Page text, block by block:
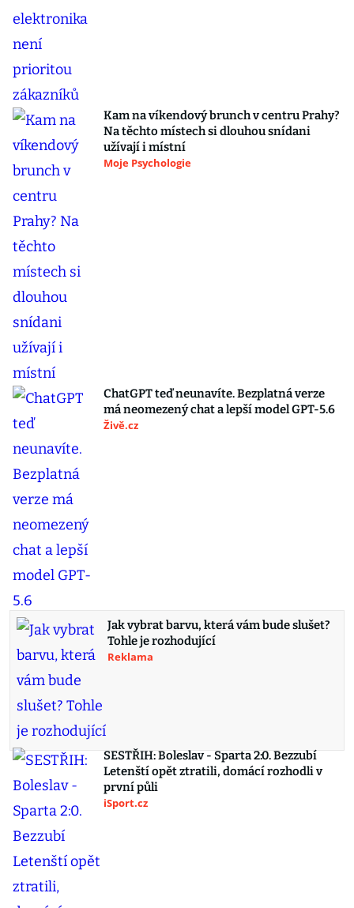
Kam na víkendový brunch v centru Prahy?
Na těchto místech si dlouhou snídani
užívají i místní
Moje Psychologie
ChatGPT teď neunavíte. Bezplatná verze
má neomezený chat a lepší model GPT-5.6
Živě.cz
Jak vybrat barvu, která vám bude slušet?
Tohle je rozhodující
Reklama
SESTŘIH: Boleslav - Sparta 2:0. Bezzubí
Letenští opět ztratili, domácí rozhodli v
první půli
iSport.cz